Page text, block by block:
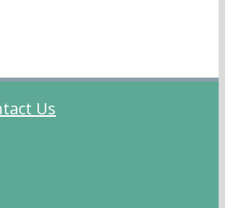
Us